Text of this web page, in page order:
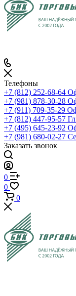
Телефоны
+7 (812) 252-68-64
+7 (981) 878-30-28
+7 (911) 709-35-29
+7 (812) 447-95-57
+7 (495) 645-23-92
+7 (981) 680-02-27
Заказать звонок
0
0
0